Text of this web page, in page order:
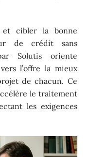
et cibler la bonne
de crédit sans
Solutis oriente
l’offre la mieux
de chacun. Ce
le traitement
les exigences